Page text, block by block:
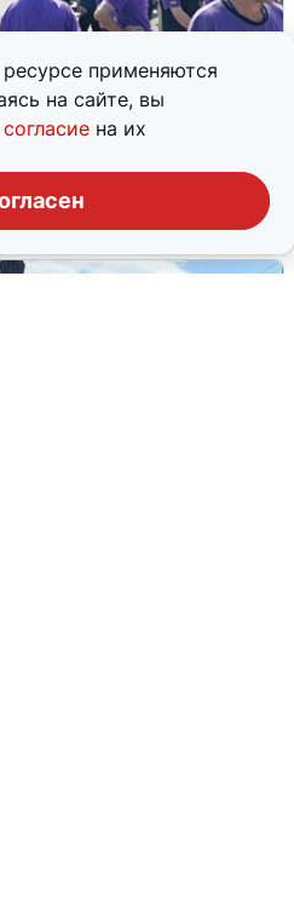
применяются
на сайте, вы
согласие на их
Екатеринбурге
БПЛА